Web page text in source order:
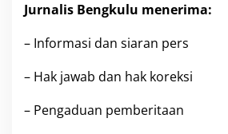
Jurnalis Bengkulu menerima:
– Informasi dan siaran pers
– Hak jawab dan hak koreksi
– Pengaduan pemberitaan